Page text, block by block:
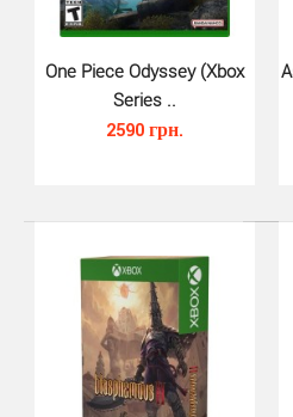
Mortal Kombat XL,
One Piece Odyssey (Xbox
Series ..
2590 грн.